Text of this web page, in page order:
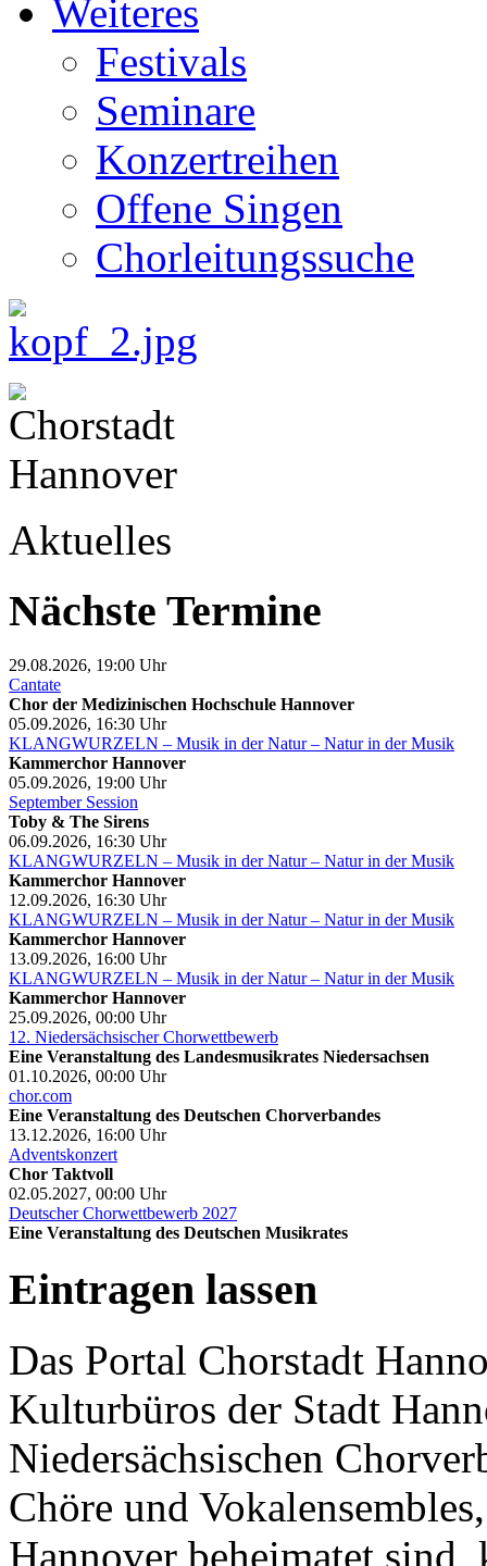
Weiteres
Festivals
Seminare
Konzertreihen
Offene Singen
Chorleitungssuche
Aktuelles
Nächste Termine
29.08.2026, 19:00 Uhr
Cantate
Chor der Medizinischen Hochschule Hannover
05.09.2026, 16:30 Uhr
KLANGWURZELN – Musik in der Natur – Natur in der Musik
Kammerchor Hannover
05.09.2026, 19:00 Uhr
September Session
Toby & The Sirens
06.09.2026, 16:30 Uhr
KLANGWURZELN – Musik in der Natur – Natur in der Musik
Kammerchor Hannover
12.09.2026, 16:30 Uhr
KLANGWURZELN – Musik in der Natur – Natur in der Musik
Kammerchor Hannover
13.09.2026, 16:00 Uhr
KLANGWURZELN – Musik in der Natur – Natur in der Musik
Kammerchor Hannover
25.09.2026, 00:00 Uhr
12. Niedersächsischer Chorwettbewerb
Eine Veranstaltung des Landesmusikrates Niedersachsen
01.10.2026, 00:00 Uhr
chor.com
Eine Veranstaltung des Deutschen Chorverbandes
13.12.2026, 16:00 Uhr
Adventskonzert
Chor Taktvoll
02.05.2027, 00:00 Uhr
Deutscher Chorwettbewerb 2027
Eine Veranstaltung des Deutschen Musikrates
Eintragen lassen
Das Portal Chorstadt
Kulturbüros der Stadt
Niedersächsischen
Chöre und
Hannover beheimatet sind,